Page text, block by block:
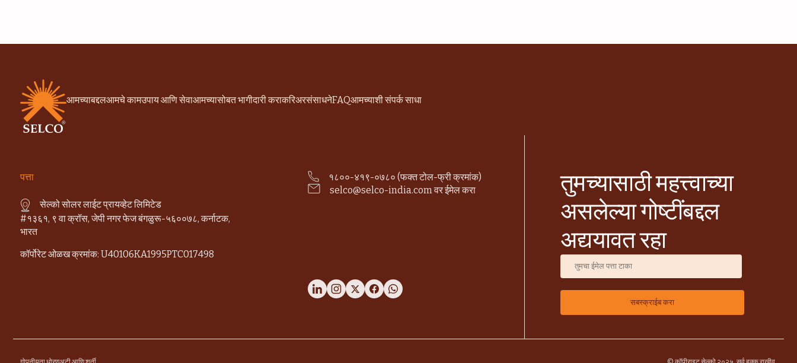
आमच्याबद्दलआमचे कामउपाय आणि सेवाआमच्यासोबत भागीदारी कराकरिअरसंसाधनेFAQआमच्याशी संपर्क साधा
पत्ता
सेल्को सोलर लाईट प्रायव्हेट लिमिटेड
#१३६१, ९ वा क्रॉस, जेपी नगर फेज बंगळुरू-५६००७८, कर्नाटक,
भारत
कॉर्पोरेट ओळख क्रमांक: U40106KA1995PTC017498
१८००-४१९-०७८० (फक्त टोल-फ्री क्रमांक)
selco@selco-india.com वर ईमेल करा
तुमच्यासाठी महत्त्वाच्या
असलेल्या गोष्टींबद्दल
अद्ययावत रहा